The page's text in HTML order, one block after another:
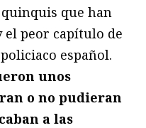
que han
peor capítulo de
español.
unos
o no pudieran
a las